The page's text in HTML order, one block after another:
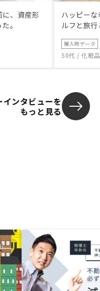
報を定期
。買取
す。
、資産形
。
ハッピー
ルフと旅
購入時データ
50代 / 化粧
インタビューを
もっと見る